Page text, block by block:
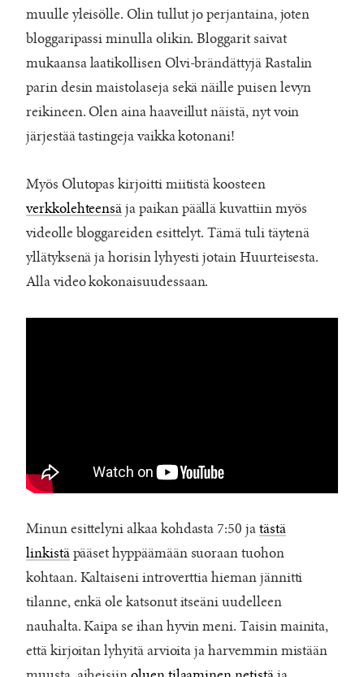
muulle yleisölle. Olin tullut jo perjantaina, joten
bloggaripassi minulla olikin. Bloggarit saivat
mukaansa laatikollisen Olvi-brändättyjä Rastalin
parin desin maistolaseja sekä näille puisen levyn
reikineen. Olen aina haaveillut näistä, nyt voin
järjestää tastingeja vaikka kotonani!
Myös Olutopas kirjoitti miitistä koosteen
verkkolehteensä ja paikan päällä kuvattiin myös
videolle bloggareiden esittelyt. Tämä tuli täytenä
yllätyksenä ja horisin lyhyesti jotain Huurteisesta.
Alla video kokonaisuudessaan.
Minun esittelyni alkaa kohdasta 7:50 ja tästä
linkistäpääset hyppäämään suoraan tuohon
kohtaan. Kaltaiseni introverttia hieman jännitti
tilanne, enkä ole katsonut itseäni uudelleen
nauhalta. Kaipa se ihan hyvin meni. Taisin mainita,
että kirjoitan lyhyitä arvioita ja harvemmin mistään